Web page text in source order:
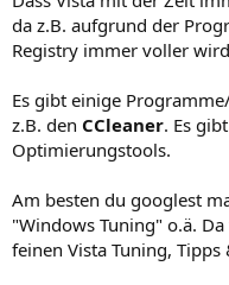
da z.B. aufgrund der
Registry immer voller
Es gibt einige
z.B. den CCleaner. Es
Optimierungstools.
Am besten du googlest
"Windows Tuning" o.ä.
feinen Vista Tuning, Tipps